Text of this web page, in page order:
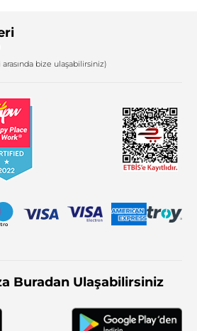
bize ulaşabilirsiniz)
Buradan Ulaşabilirsiniz